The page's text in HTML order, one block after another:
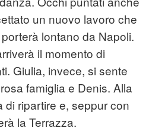
un nuovo lavoro che
lontano da Napoli.
il momento di
Giulia, invece, si sente
famiglia e Denis. Alla
ripartire e, seppur con
la Terrazza.